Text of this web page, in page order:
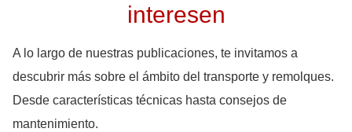
interesen
A lo largo de nuestras publicaciones, te invitamos a
descubrir más sobre el ámbito del transporte y remolques.
Desde características técnicas hasta consejos de
mantenimiento.